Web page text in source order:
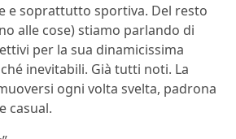
e soprattutto sportiva. Del resto
alle cose) stiamo parlando di
per la sua dinamicissima
inevitabili. Già tutti noti. La
ogni volta svelta, padrona
casual.